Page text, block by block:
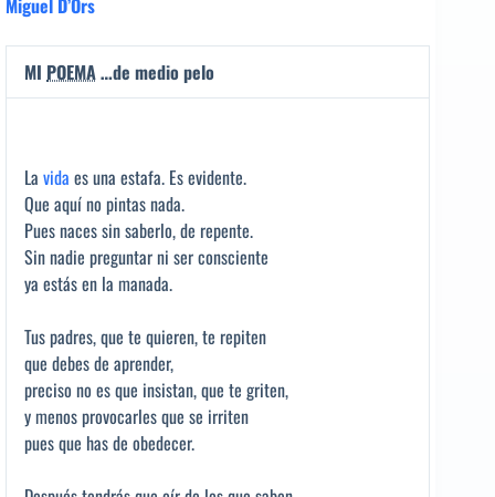
Miguel D’Ors
MI POEMA…de medio pelo
La vida es una estafa. Es evidente.
Que aquí no pintas nada.
Pues naces sin saberlo, de repente.
Sin nadie preguntar ni ser consciente
ya estás en la manada.
Tus padres, que te quieren, te repiten
que debes de aprender,
preciso no es que insistan, que te griten,
y menos provocarles que se irriten
pues que has de obedecer.